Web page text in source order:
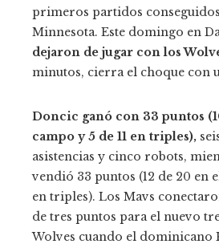
primeros partidos
Minnesota. Este domingo en
dejaron de jugar con los
minutos, cierra el choque con
Doncic ganó con 33 puntos
campo y 5 de 11 en triples),
asistencias y cinco robots,
vendió 33 puntos (12 de 20 en
en triples). Los Mavs
de tres puntos para el nuevo
Wolves cuando el dominicano